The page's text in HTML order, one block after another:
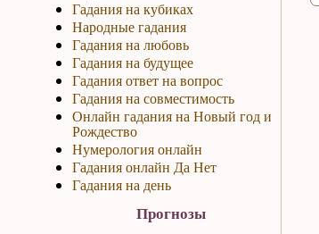
Гадания на кубиках
Народные гадания
Гадания на любовь
Гадания на будущее
Гадания ответ на вопрос
Гадания на совместимость
Онлайн гадания на Новый год и
Рождество
Нумерология онлайн
Гадания онлайн Да Нет
Гадания на день
Прогнозы